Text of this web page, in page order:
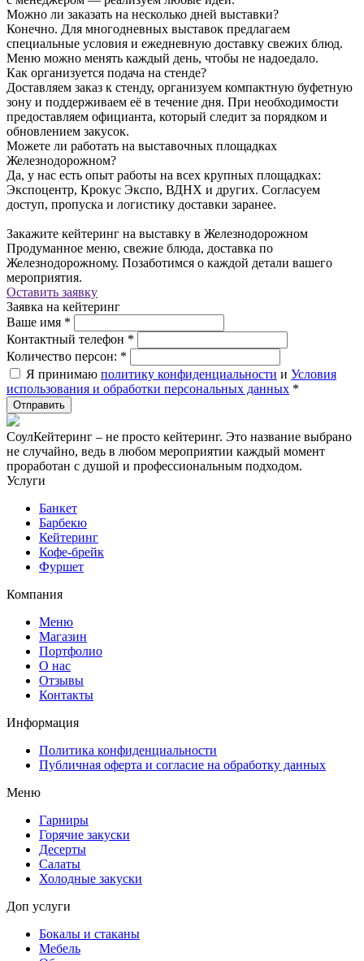
Можно ли заказать на несколько дней выставки?
Конечно. Для многодневных выставок предлагаем
специальные условия и ежедневную доставку свежих блюд.
Меню можно менять каждый день, чтобы не надоедало.
Как организуется подача на стенде?
Доставляем заказ к стенду, организуем компактную буфетную
зону и поддерживаем её в течение дня. При необходимости
предоставляем официанта, который следит за порядком и
обновлением закусок.
Можете ли работать на выставочных площадках
Железнодорожном?
Да, у нас есть опыт работы на всех крупных площадках:
Экспоцентр, Крокус Экспо, ВДНХ и других. Согласуем
доступ, пропуска и логистику доставки заранее.
Закажите кейтеринг на выставку в Железнодорожном
Продуманное меню, свежие блюда, доставка по
Железнодорожному. Позаботимся о каждой детали вашего
мероприятия.
Оставить заявку
Заявка на кейтеринг
Ваше имя *
Контактный телефон *
Количество персон: *
Я принимаю политику конфиденциальности и Условия
использования и обработки персональных данных *
СоулКейтеринг – не просто кейтеринг. Это название выбрано
не случайно, ведь в любом мероприятии каждый момент
проработан с душой и профессиональным подходом.
Услуги
Банкет
Барбекю
Кейтеринг
Кофе-брейк
Фуршет
Компания
Меню
Магазин
Портфолио
О нас
Отзывы
Контакты
Информация
Политика конфиденциальности
Публичная оферта и согласие на обработку данных
Меню
Гарниры
Горячие закуски
Десерты
Салаты
Холодные закуски
Доп услуги
Бокалы и стаканы
Мебель